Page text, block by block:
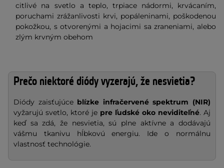
citlivé na svetlo a teplo, trpiace nádormi, krvácaním,
poruchami zrážanlivosti krvi, popáleninami, poškodenou
pokožkou, s otvorenými a hojacimi sa zraneniami, alebo
zlým krvným obehom
Prečo niektoré diódy vyzerajú, že nesvietia?
Diódy zaisťujúce blízke infračervené spektrum (NIR)
vyžarujú svetlo, ktoré je pre ľudské oko neviditeľné. Aj
keď sa zdá, že nesvietia, sú plne aktívne a dodávajú
vášmu tkanivu hĺbkovú energiu. Ide o normálnu
vlastnosť technológie.